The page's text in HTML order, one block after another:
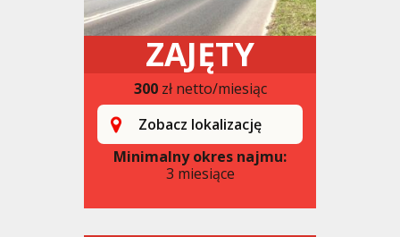
ZAJĘTY
300zł netto/miesiąc
Zobacz lokalizację
Minimalny okres najmu:
3 miesiące